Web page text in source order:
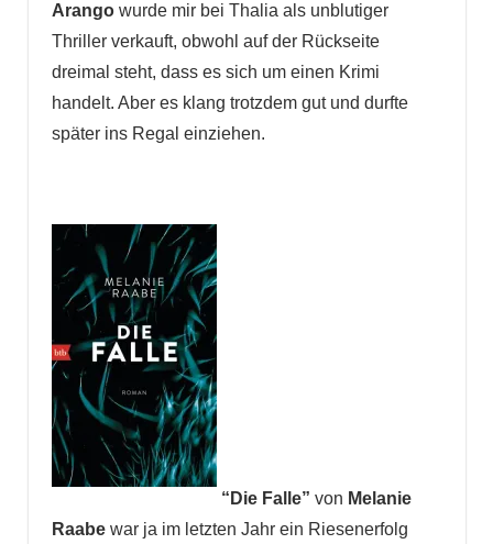
Arangowurde mir bei Thalia als unblutiger
Thriller verkauft, obwohl auf der Rückseite
dreimal steht, dass es sich um einen Krimi
handelt. Aber es klang trotzdem gut und durfte
später ins Regal einziehen.
“Die Falle” von Melanie
Raabewar ja im letzten Jahr ein Riesenerfolg